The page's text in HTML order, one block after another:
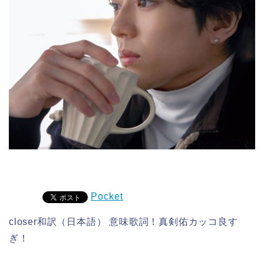
Pocket
closer和訳（日本語） 意味歌詞！真剣佑カッコ良す
ぎ！